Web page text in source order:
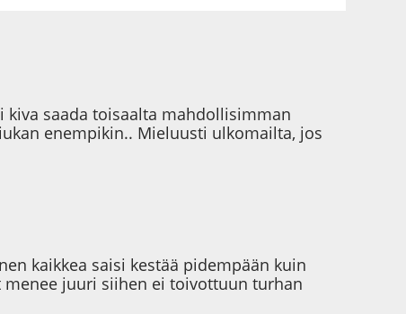
saada toisaalta mahdollisimman
enempikin.. Mieluusti ulkomailta, jos
kaikkea saisi kestää pidempään kuin
juuri siihen ei toivottuun turhan